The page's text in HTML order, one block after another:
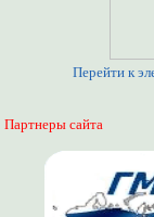
Перейти к
Партнеры сайта